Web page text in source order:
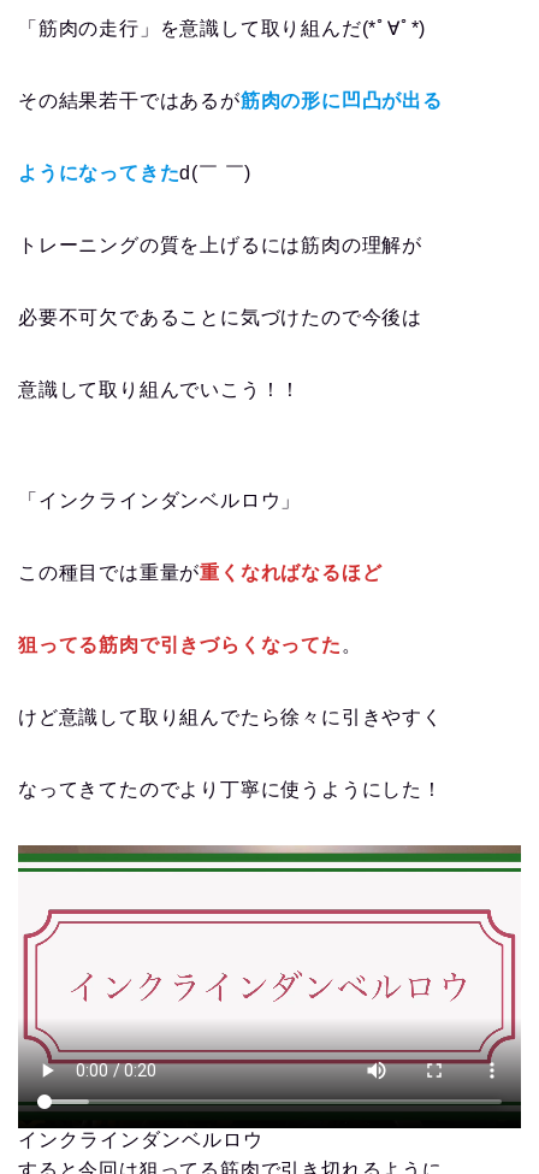
「筋肉の走行」を意識して取り組んだ(*ﾟ∀ﾟ*)
その結果若干ではあるが筋肉の形に凹凸が出る
ようになってきたd(￣ ￣)
トレーニングの質を上げるには筋肉の理解が
必要不可欠であることに気づけたので今後は
意識して取り組んでいこう！！
「インクラインダンベルロウ」
この種目では重量が重くなればなるほど
狙ってる筋肉で引きづらくなってた 。
けど意識して取り組んでたら徐々に引きやすく
なってきてたのでより丁寧に使うようにした！
インクラインダンベルロウ